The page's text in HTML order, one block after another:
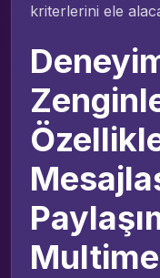
kriterlerini ele